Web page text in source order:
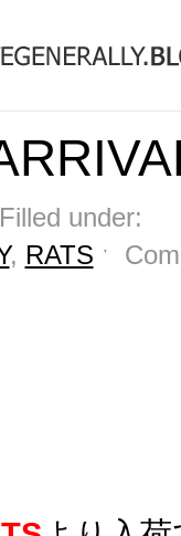
under:
, RATS ˑ